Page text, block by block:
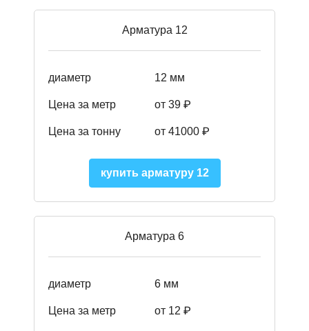
Арматура 12
диаметр 12 мм
Цена за метр от 39 ₽
Цена за тонну от 41000 ₽
купить арматуру 12
Арматура 6
диаметр 6 мм
Цена за метр от 12 ₽